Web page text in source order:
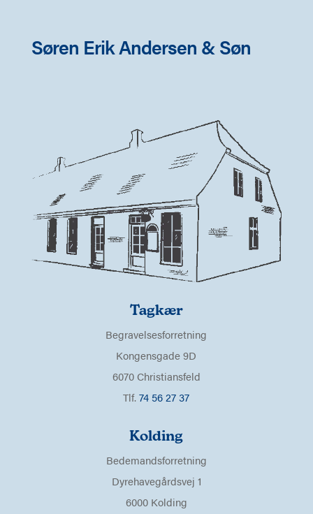
Søren Erik Andersen & Søn
Tagkær
Begravelsesforretning
Kongensgade 9D
6070 Christiansfeld
Tlf.74 56 27 37
Kolding
Bedemandsforretning
Dyrehavegårdsvej 1
6000 Kolding